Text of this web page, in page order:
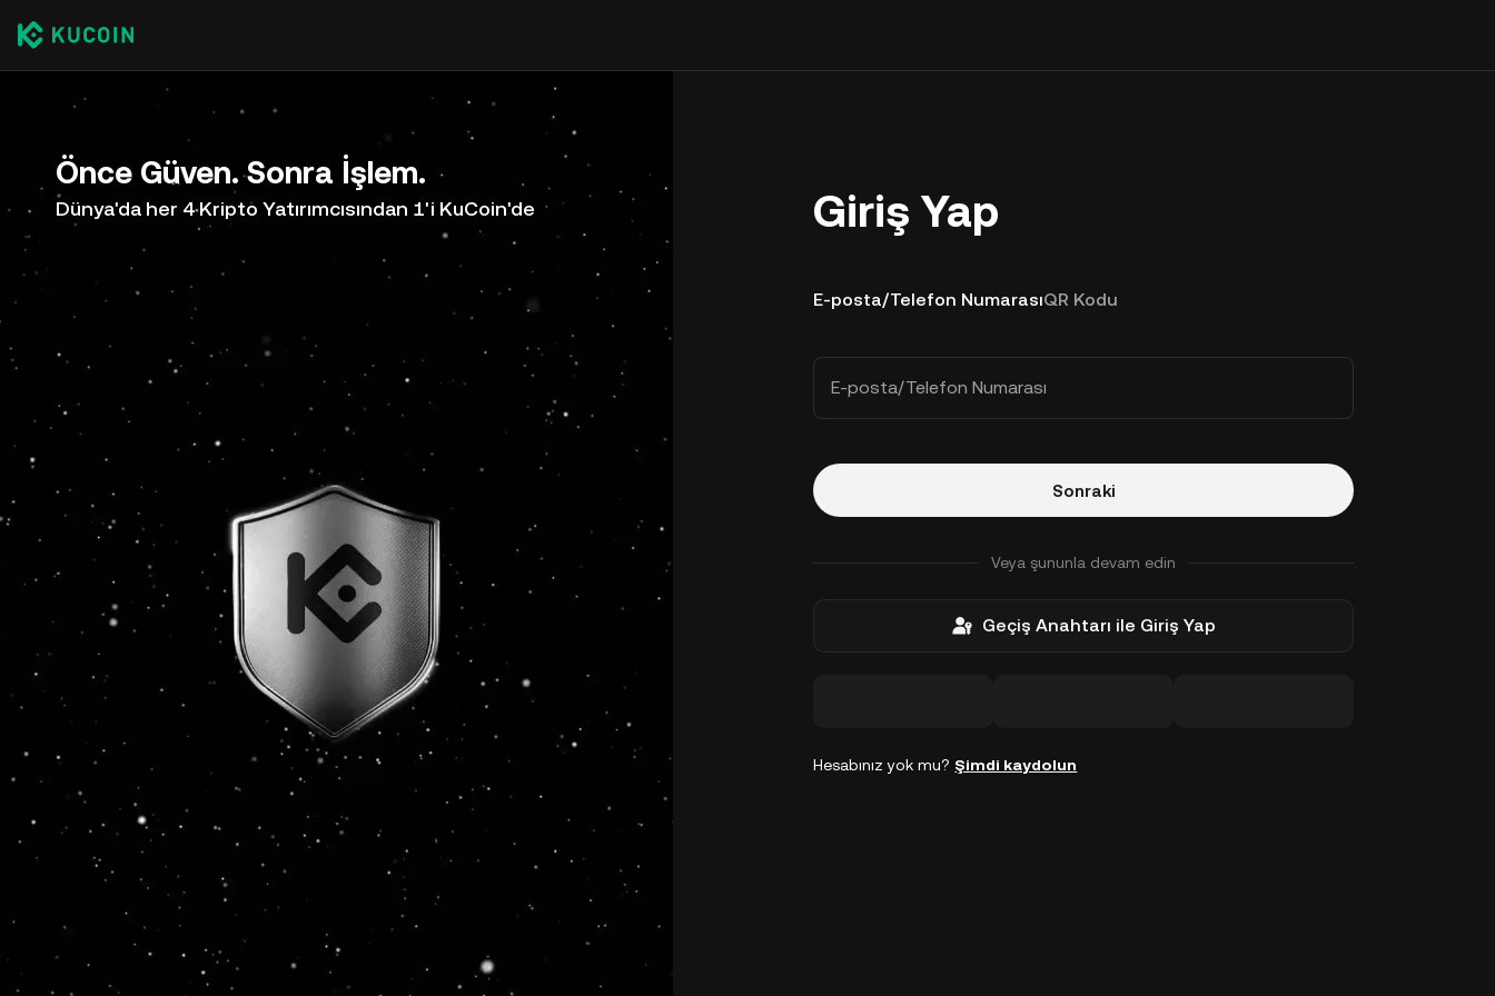
Önce Güven. Sonra İşlem.
Dünya'da her 4 Kripto Yatırımcısından 1'i KuCoin'de Giriş Yap
E-posta/Telefon NumarasıQR Kodu
E-posta/Telefon Numarası
Sonraki
Veya şununla devam edin
Geçiş Anahtarı ile Giriş Yap
Hesabınız yok mu? Şimdi kaydolun